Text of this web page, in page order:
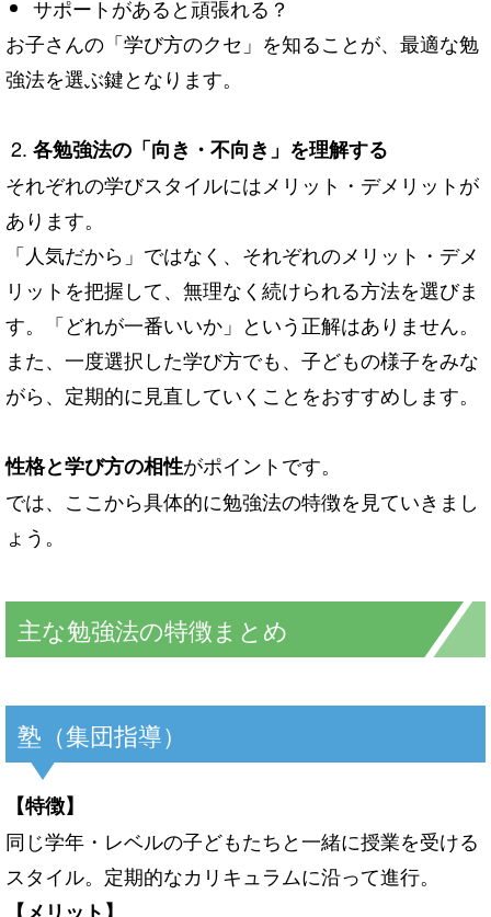
サポートがあると頑張れる？
お子さんの「学び方のクセ」を知ることが、最適な勉
強法を選ぶ鍵となります。
各勉強法の「向き・不向き」を理解する
それぞれの学びスタイルにはメリット・デメリットが
あります。
「人気だから」ではなく、それぞれのメリット・デメ
リットを把握して、無理なく続けられる方法を選びま
す。「どれが一番いいか」という正解はありません。
また、一度選択した学び方でも、子どもの様子をみな
がら、定期的に見直していくことをおすすめします。
性格と学び方の相性がポイントです。
では、ここから具体的に勉強法の特徴を見ていきまし
ょう。
主な勉強法の特徴まとめ
塾（集団指導）
【特徴】
同じ学年・レベルの子どもたちと一緒に授業を受ける
スタイル。定期的なカリキュラムに沿って進行。